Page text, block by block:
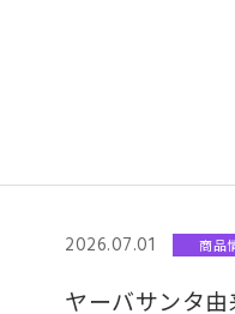
2026.07.01 商品
ヤーバサンタ